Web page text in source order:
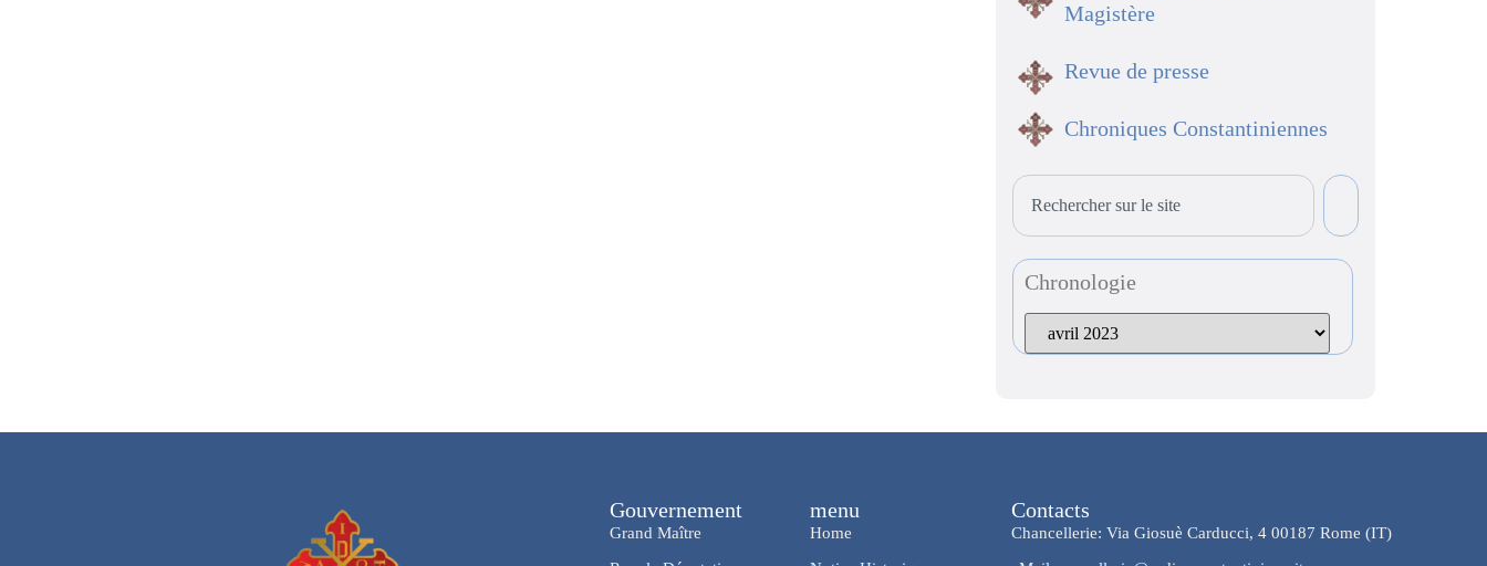
Magistère
Revue de presse
Chroniques Constantiniennes
Chronologie
Gouvernement
Grand Maître
menu
Home
Contacts
Chancellerie: Via Giosuè Carducci, 4 00187 Rome (IT)